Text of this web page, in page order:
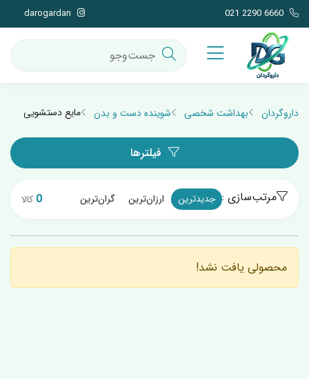
021 2290 6660
darogardan
داروگردان بهداشت شخصی شوینده دست و بدن مایع دستشویی
فیلترها
مرتب‌سازی : جدیدترین ارزان‌ترین گران‌ترین 0 کالا
محصولی یافت نشد!